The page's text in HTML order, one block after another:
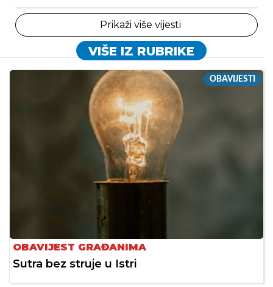
Prikaži više vijesti
VIŠE IZ RUBRIKE
OBAVIJESTI
OBAVIJEST GRAĐANIMA
Sutra bez struje u Istri